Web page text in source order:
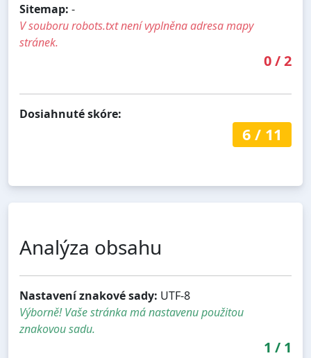
Sitemap: -
V souboru robots.txt není vyplněna adresa mapy
stránek.
0/2
Dosiahnuté skóre:
6/ 11
Analýza obsahu
Nastavení znakové sady: UTF-8
Výborně! Vaše stránka má nastavenu použitou
znakovou sadu.
1 / 1